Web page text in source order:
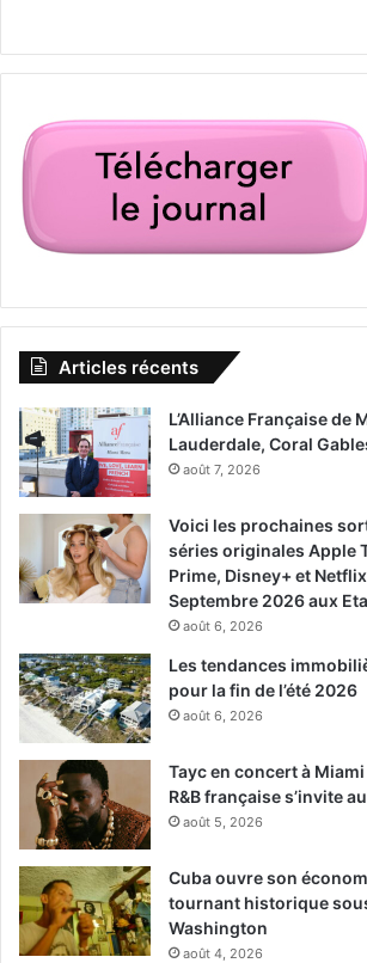
Articles récents
L’Alliance Française de
Lauderdale, Coral
août 7, 2026
Voici les prochaines
séries originales Apple
Prime, Disney+ et
Septembre 2026 aux
août 6, 2026
Les tendances
pour la fin de l’été 2026
août 6, 2026
Tayc en concert à
R&B française s’invite
août 5, 2026
Cuba ouvre son
tournant historique
Washington
août 4, 2026